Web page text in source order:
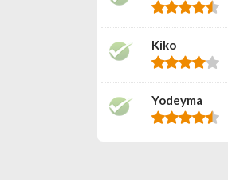
Kiko
Yodeyma